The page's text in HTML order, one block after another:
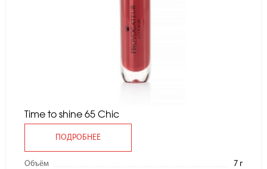
Time to shine 65 Chic
ПОДРОБНЕЕ
Объём 7 г